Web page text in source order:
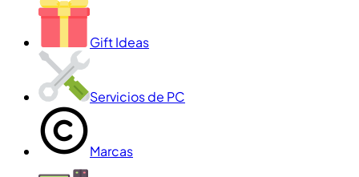
Gift Ideas
Servicios de PC
Marcas